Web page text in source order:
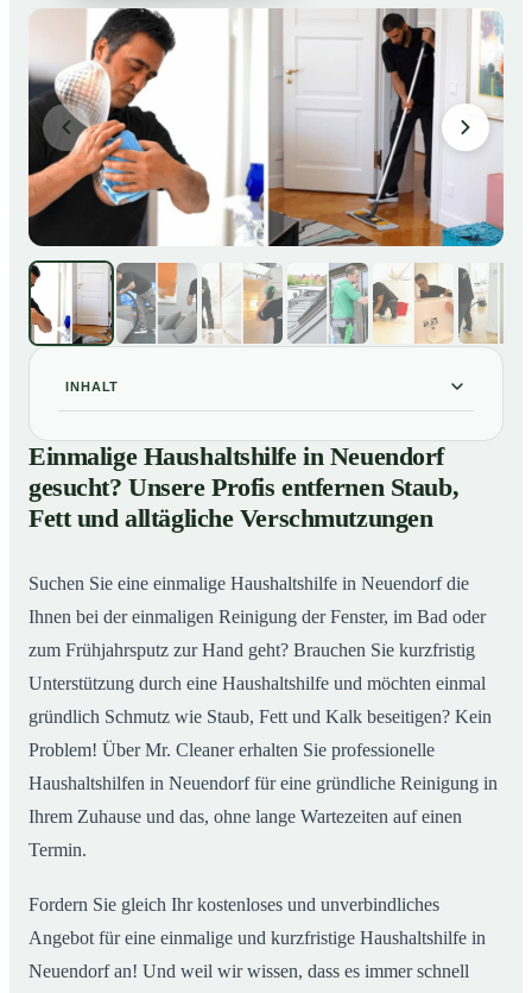
INHALT
Einmalige Haushaltshilfe in Neuendorf gesucht?
Unsere Profis entfernen Staub, Fett und alltägliche
Verschmutzungen
02So unterstützt Sie eine Haushaltshilfe in Neuendorf im
Einmalige Haushaltshilfe in Neuendorf
gesucht? Unsere Profis entfernen Staub,
Fett und alltägliche Verschmutzungen
Suchen Sie eine einmalige Haushaltshilfe in Neuendorf die
Ihnen bei der einmaligen Reinigung der Fenster, im Bad oder
zum Frühjahrsputz zur Hand geht? Brauchen Sie kurzfristig
Unterstützung durch eine Haushaltshilfe und möchten einmal
gründlich Schmutz wie Staub, Fett und Kalk beseitigen? Kein
Problem! Über Mr. Cleaner erhalten Sie professionelle
Haushaltshilfen in Neuendorf für eine gründliche Reinigung in
Ihrem Zuhause und das, ohne lange Wartezeiten auf einen
Termin.
Fordern Sie gleich Ihr kostenloses und unverbindliches
Angebot für eine einmalige und kurzfristige Haushaltshilfe in
Neuendorf an! Und weil wir wissen, dass es immer schnell